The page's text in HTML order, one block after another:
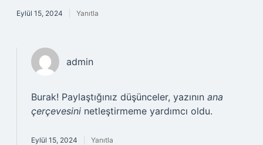
Eylül 15, 2024 Yanıtla
admin
Burak! Paylaştığınız düşünceler, yazının ana
çerçevesini netleştirmeme yardımcı oldu.
Eylül 15, 2024 Yanıtla